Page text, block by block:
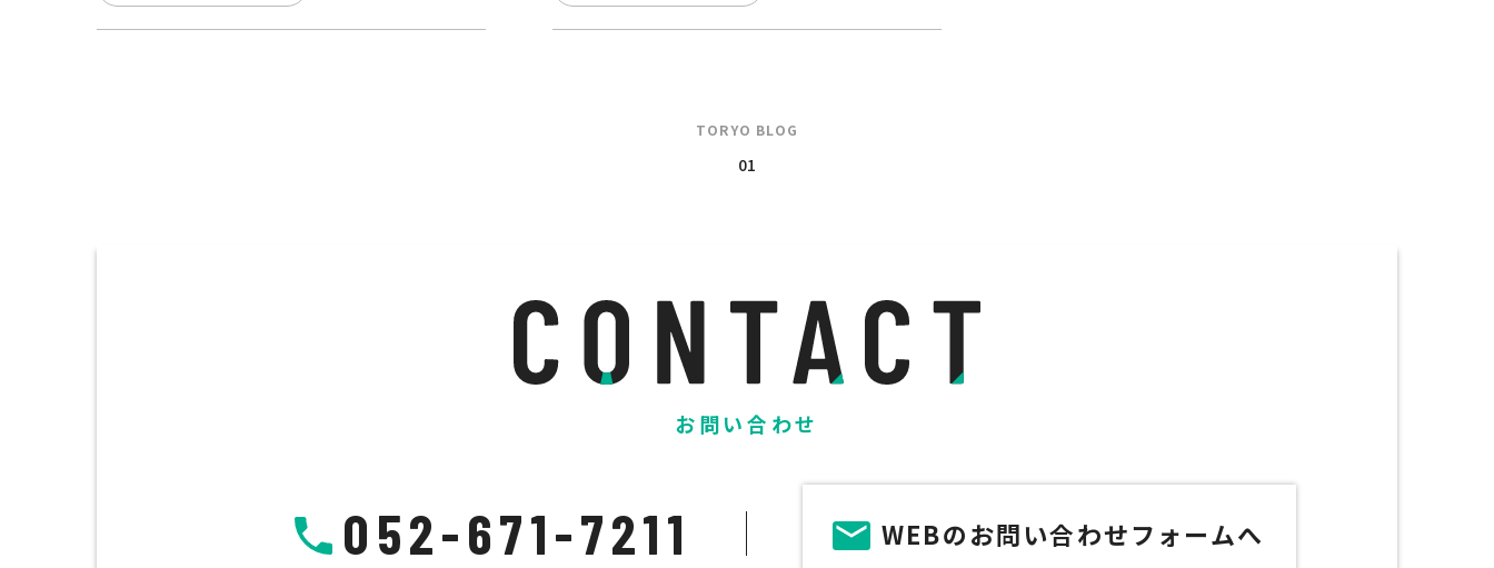
TORYO BLOG
01
お問い合わせ
052-671-7211 WEBのお問い合わせフォームへ